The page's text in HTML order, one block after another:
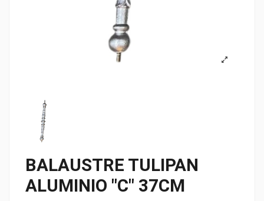
BALAUSTRE TULIPAN
ALUMINIO "C" 37CM